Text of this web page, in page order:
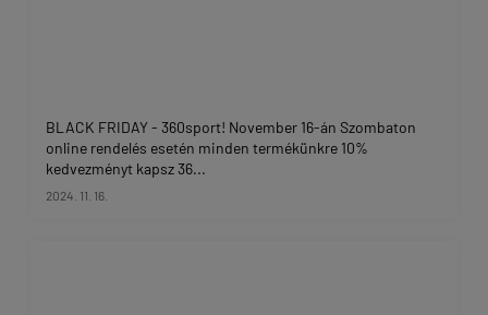
BLACK FRIDAY - 360sport! November 16-án Szombaton
online rendelés esetén minden termékünkre 10%
kedvezményt kapsz 36...
2024. 11. 16.